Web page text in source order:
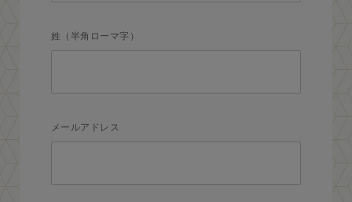
姓（半角ローマ字）
メールアドレス